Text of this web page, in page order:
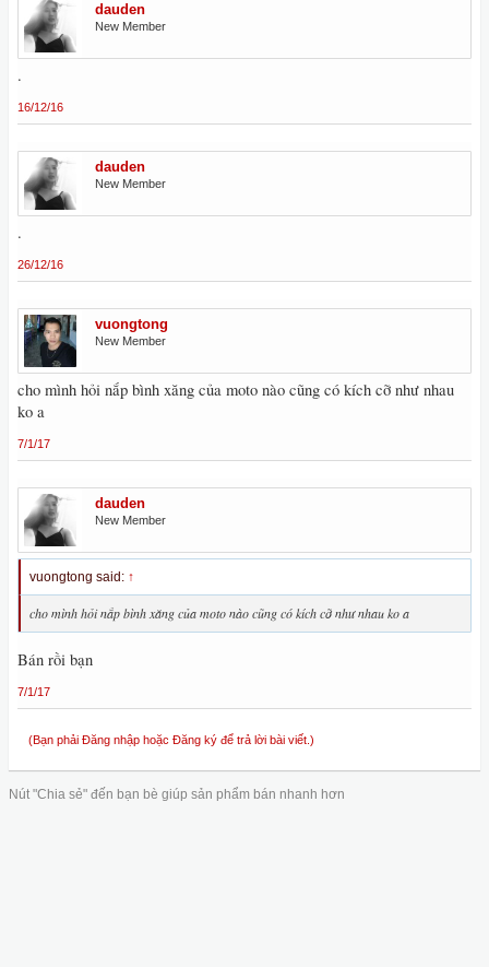
dauden
New Member
.
16/12/16
dauden
New Member
.
26/12/16
vuongtong
New Member
cho mình hỏi nắp bình xăng của moto nào cũng có kích cỡ như nhau
ko a
7/1/17
dauden
New Member
vuongtong said: ↑
cho mình hỏi nắp bình xăng của moto nào cũng có kích cỡ như nhau ko a
Bán rồi bạn
7/1/17
(Bạn phải Đăng nhập hoặc Đăng ký để trả lời bài viết.)
Nút "Chia sẻ" đến bạn bè giúp sản phẩm bán nhanh hơn